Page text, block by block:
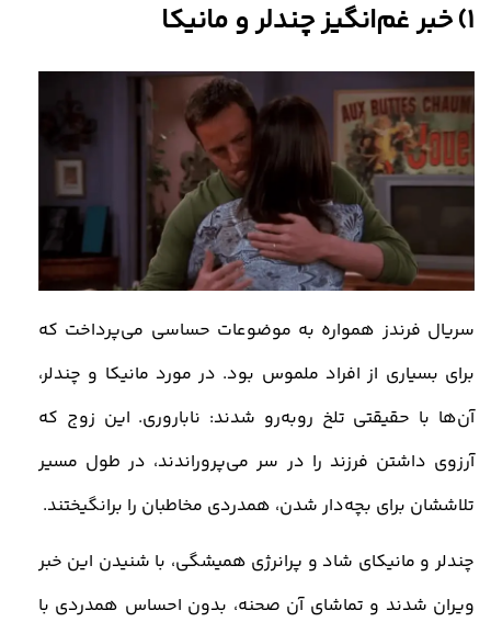
1) خبر غم‌انگیز چندلر و مانیکا
سریال فرندز همواره به موضوعات حساسی می‌پرداخت که
برای بسیاری از افراد ملموس بود. در مورد مانیکا و چندلر،
آن‌ها با حقیقتی تلخ روبه‌رو شدند: ناباروری. این زوج که
آرزوی داشتن فرزند را در سر می‌پروراندند، در طول مسیر
تلاششان برای بچه‌دار شدن، همدردی مخاطبان را برانگیختند.
چندلر و مانیکای شاد و پرانرژی همیشگی، با شنیدن این خبر
ویران شدند و تماشای آن صحنه، بدون احساس همدردی با